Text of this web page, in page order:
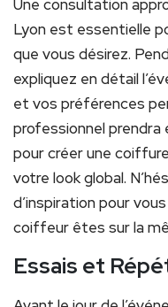
Une consultation
Lyon est essentielle
que vous désirez.
expliquez en détail
et vos préférences
professionnel
pour créer une
votre look global.
d’inspiration pour
coiffeur êtes sur la
Essais et